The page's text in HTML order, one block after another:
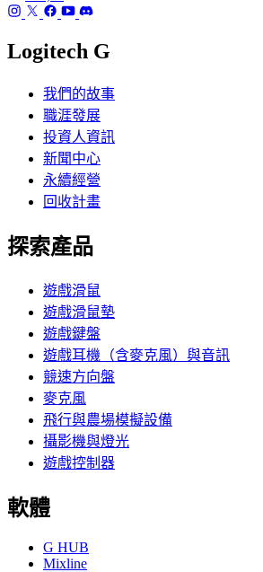
Logitech G
我們的故事
職涯發展
投資人資訊
新聞中心
永續經營
回收計畫
探索產品
遊戲滑鼠
遊戲滑鼠墊
遊戲鍵盤
遊戲耳機（含麥克風）與音訊
競速方向盤
麥克風
飛行與農場模擬設備
攝影機與燈光
遊戲控制器
軟體
G HUB
Mixline